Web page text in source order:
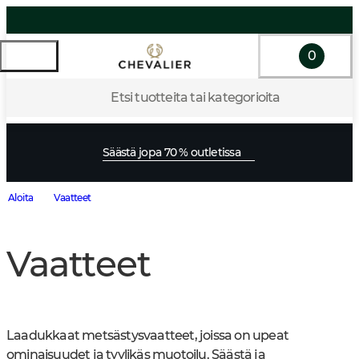
Etsi tuotteita tai kategorioita
0
Säästä jopa 70 % outletissa
Aloita Vaatteet
Vaatteet
Laadukkaat metsästysvaatteet, joissa on upeat
ominaisuudet ja tyylikäs muotoilu. Säästä ja